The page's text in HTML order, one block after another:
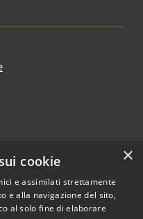
×
cookie
e assimilati strettamente
e alla navigazione del sito,
al solo fine di elaborare